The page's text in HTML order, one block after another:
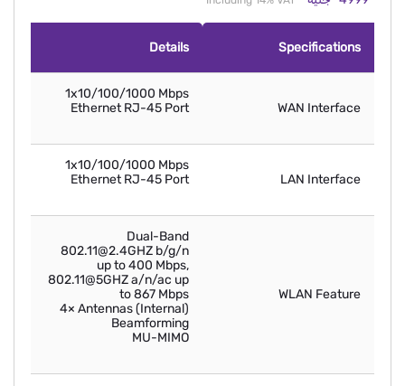
Specifications
Details
WAN Interface
1x10/100/1000 Mbps
Ethernet RJ-45 Port
LAN Interface
1x10/100/1000 Mbps
Ethernet RJ-45 Port
WLAN Feature
Dual-Band
802.11@2.4GHZ b/g/n
up to 400 Mbps,
802.11@5GHZ a/n/ac up
to 867 Mbps
4× Antennas (Internal)
Beamforming
MU-MIMO